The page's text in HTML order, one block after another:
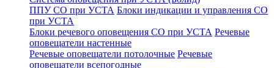
ППУ СО при УСТА Блоки индикации и управления СО
при УСТА
Блоки речевого оповещения СО при УСТА Речевые
оповещатели настенные
Речевые оповещатели потолочные Речевые
оповещатели всепогодные